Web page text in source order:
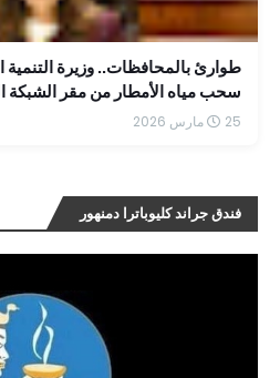
سحب مياه الأمطار من مقر الشبكة
25 مارس 2026
فندق جراند كليوباترا دمنهور